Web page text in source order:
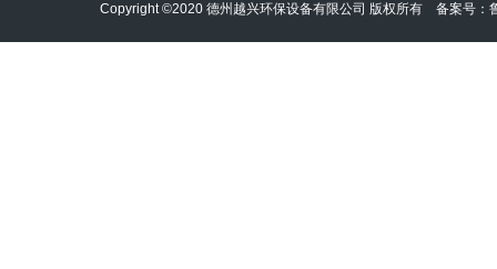
Copyright ©2020 德州越兴环保设备有限公司 版权所有 备案号：